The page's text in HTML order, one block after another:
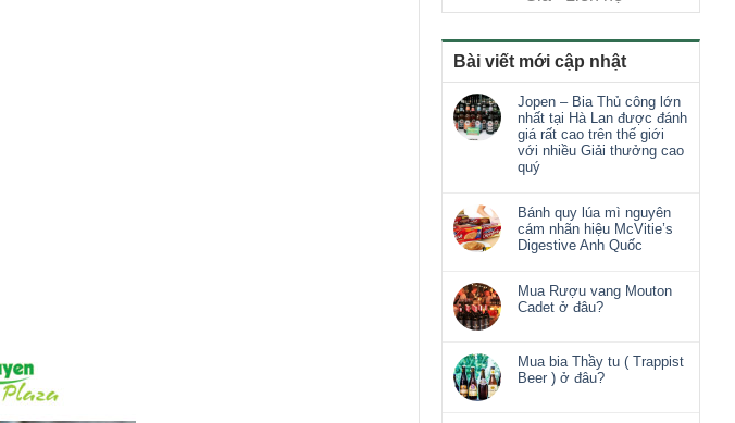
Bài viết mới cập nhật
Jopen – Bia Thủ công lớn
nhất tại Hà Lan được đánh
giá rất cao trên thế giới
với nhiều Giải thưởng cao
quý
Bánh quy lúa mì nguyên
cám nhãn hiệu McVitie’s
Digestive Anh Quốc
Mua Rượu vang Mouton
Cadet ở đâu?
Mua bia Thầy tu ( Trappist
Beer ) ở đâu?